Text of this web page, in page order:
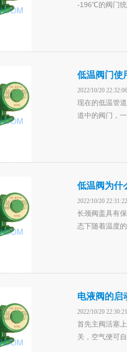
-196℃的阀门
低温阀门使
2022/10/20 22:32:06
现在的低温管
道中的阀门，
低温阀为什
2022/10/20 22:31:22
长颈阀盖具有
态下随着温度
电液阀的启
2022/10/20 22:30:21
首先主阀活塞
关，空气便可